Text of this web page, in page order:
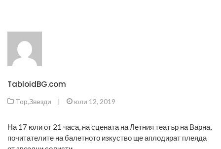
TabloidBG.com
Top,Звезди | юли 12, 2019
На 17 юли от 21 часа, на сцената на Летния театър на Варна,
почитателите на балетното изкуство ще аплодират плеяда